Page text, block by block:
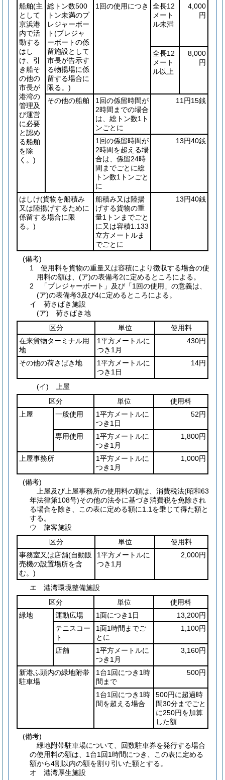
船舶(主
として
京浜港
内で活
動する
はし
け、引
き船そ
の他の
市長が
港湾の
管理及
び運営
に必要
と認め
る船舶
を除
く。)
総トン数500
トン未満のプ
レジャーボー
ト(プレジャ
ーボートの係
留施設として
市長が告示す
る物揚場に係
留する場合に
限る。)
1回の使用につき
全長12
メート
ル未満
4,000
円
全長12
メート
ル以上
8,000
円
その他の船舶
1回の係留時間が
2時間までの場合
は、総トン数1ト
ンごとに
11円15銭
1回の係留時間が
2時間を超える場
合は、係留24時
間までごとに総
トン数1トンごと
に
13円40銭
はしけ(貨物を船積み
又は陸揚げするために
係留する場合に限
る。)
船積み又は陸揚
げする貨物の重
量1トンまでごと
に又は容積1.133
立方メートルま
でごとに
13円40銭
(備考)
1 使用料を貨物の重量又は容積により徴収する場合の使
用料の額は、(ア)の表備考2に定めるところによる。
2 「プレジャーボート」及び「1回の使用」の意義は、
(ア)の表備考3及び4に定めるところによる。
イ 荷さばき施設
(ア) 荷さばき地
区分
単位
使用料
在来貨物ターミナル用
地
1平方メートルに
つき1月
430円
その他の荷さばき地
1平方メートルに
つき1日
14円
(イ) 上屋
区分
単位
使用料
上屋
一般使用
1平方メートルに
つき1日
52円
専用使用
1平方メートルに
つき1月
1,800円
上屋事務所
1平方メートルに
つき1月
1,000円
(備考)
上屋及び上屋事務所の使用料の額は、消費税法(昭和63
年法律第108号)その他の法令に基づき消費税を免除され
る場合を除き、この表に定める額に1.1を乗じて得た額と
する。
ウ 旅客施設
区分
単位
使用料
事務室又は店舗(自動販
売機の設置場所を含
む。)
1平方メートルに
つき1月
2,000円
エ 港湾環境整備施設
区分
単位
使用料
緑地
運動広場 1面につき1日
13,200円
テニスコー
ト
1面1時間までご
とに
1,100円
店舗
1平方メートルに
つき1月
3,160円
新港ふ頭内の緑地附帯
駐車場
1台1回につき1時
間まで
500円
1台1回につき1時
間を超える場合
500円に超過時
間30分までごと
に250円を加算
した額
(備考)
緑地附帯駐車場について、回数駐車券を発行する場合
の使用料の額は、1台1回1時間につき、この表に定める
額から4割以内の額を割り引いた額とする。
オ 港湾厚生施設